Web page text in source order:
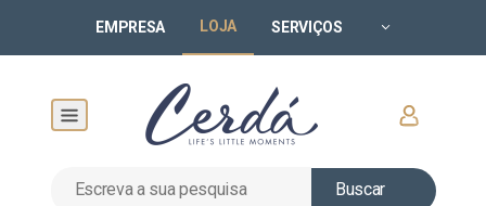
EMPRESA LOJA SERVIÇOS
Buscar